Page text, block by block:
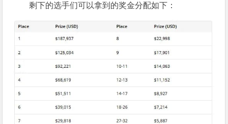
剩下的选手们可以拿到的奖金分配如下：